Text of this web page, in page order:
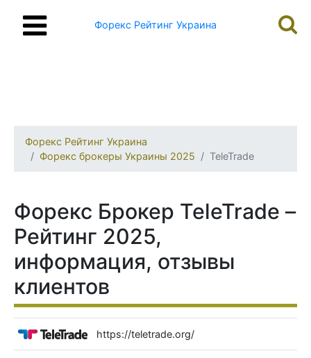
Форекс Рейтинг Украина
Форекс Рейтинг Украина
Форекс брокеры Украины 2025
TeleTrade
Форекс Брокер TeleTrade –
Рейтинг 2025,
информация, отзывы
клиентов
https://teletrade.org/